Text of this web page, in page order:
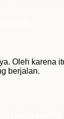
Oleh karena
berjalan.